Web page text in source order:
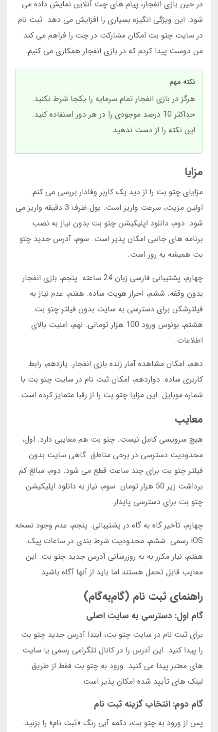
در حین بازی انفجار، پیام های چت آنلاین نمایش داده می
شود. این ویژگی انگیزه بسیاری را افزایش می دهد. ثبت نام
در سایت چتو بت امکان مشارکت در چت را فراهم می کند.
من دوست پیدا کردم که در بازی انفجار همکاری می کنیم.
نکته مهم
هرگز در بازی انفجار تمام سرمایه را یکجا شرط نکنید.
حداکثر 10 درصد موجودی را در هر دور استفاده کنید.
این نکته را از دست ندهید.
مزایا
مزایای چتو بت را از دید یک کاربر وفادار بررسی می کنم.
اولین مزیت، سرعت واریز است. پول ظرف 3 دقیقه واریز می
شود. دوم، دانلود اپلیکیشن چتو بت بدون نیاز به نصب
برنامه های جانبی امکان پذیر است. سوم، آدرس جدید چتو
بت همیشه به روز است.
چهارم، پشتیبانی فارسی زبان 24 ساعته. پنجم، بازی انفجار
بدون وقفه. ششم، احراز هویت ساده. هفتم، عدم نیاز به
فیلترشکن برای دسترسی به سایت بدون فیلتر چتو بت.
هشتم، بونوس ورود 100 هزار تومانی. نهم، امنیت بالای
اطلاعات.
دهم، امکان مشاهده آمار زنده بازی انفجار. یازدهم، رابط
کاربری ساده. دوازدهم، امکان ثبت نام در سایت چتو بت با
شماره موبایل. این مزایا چتو بت را از رقبا متمایز کرده است.
معایب
هیچ سرویسی کامل نیست. چتو بت هم معایبی دارد. اول،
محدودیت دسترسی در برخی مناطق. گاهی سایت بدون
فیلتر چتو بت برای چند ساعت قطع می شود. دوم، مبالغ کم
برداشت زیر 50 هزار تومان. سوم، نیاز به دانلود اپلیکیشن
چتو بت برای دسترسی پایدار.
چهارم، تأخیر گاه به گاه در پشتیبانی. پنجم، عدم وجود نسخه
iOS رسمی. ششم، محدودیت شرط بندی در ساعات پیک.
هفتم، نیاز مکرر به به روزرسانی آدرس جدید چتو بت. این
معایب قابل تحمل هستند اما باید از آنها آگاه باشید.
راهنمای ثبت نام (گام‌به‌گام)
گام اول: دسترسی به سایت اصلی
برای ثبت نام در سایت چتو بت، ابتدا آدرس جدید چتو بت
را پیدا کنید. این آدرس را در کانال تلگرامی رسمی یا سایت
های معتبر پیدا می کنید. ورود به چتو بت فقط از طریق
لینک های تأیید شده امکان پذیر است.
گام دوم: انتخاب گزینه ثبت نام
پس از ورود به چتو بت، دکمه آبی رنگ «ثبت نام» را بزنید.